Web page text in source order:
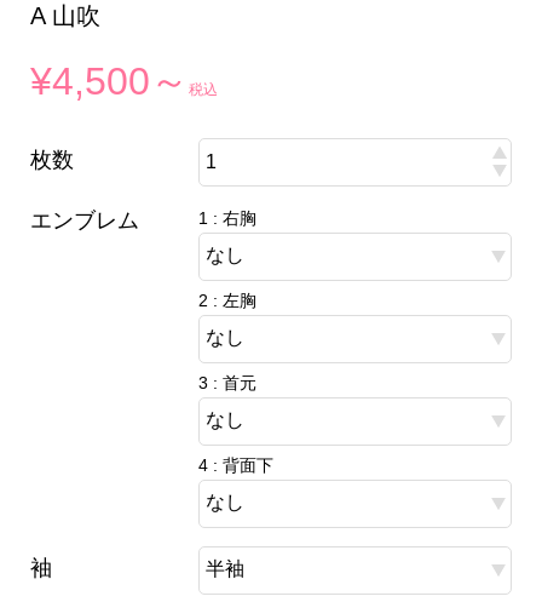
A 山吹
¥4,500～税込
枚数
エンブレム 1 : 右胸
2 : 左胸
3 : 首元
4 : 背面下
袖